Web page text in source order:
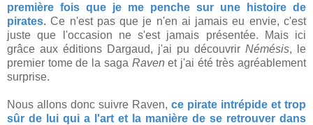
première fois que je me penche sur une histoire de
pirates. Ce n'est pas que je n'en ai jamais eu envie, c'est
juste que l'occasion ne s'est jamais présentée. Mais ici
grâce aux éditions Dargaud, j'ai pu découvrir Némésis, le
premier tome de la saga Raven et j'ai été très agréablement
surprise.
Nous allons donc suivre Raven, ce pirate intrépide et trop
sûr de lui qui a l'art et la manière de se retrouver dans